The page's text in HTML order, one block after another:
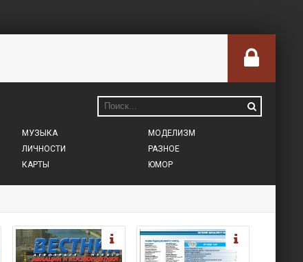
МУЗЫКА
ЛИЧНОСТИ
КАРТЫ
МОДЕЛИЗМ
РАЗНОЕ
ЮМОР